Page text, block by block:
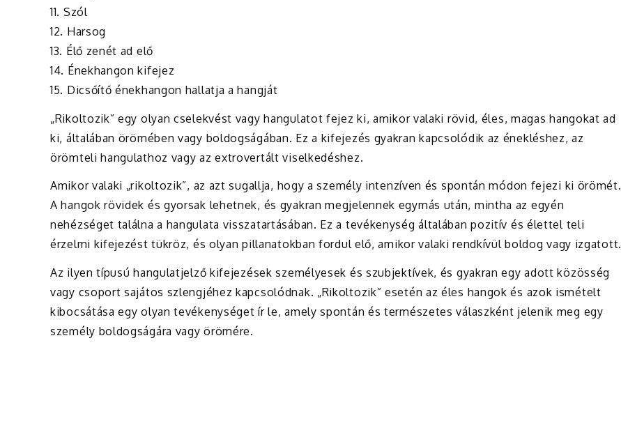
11. Szól
12. Harsog
13. Élő zenét ad elő
14. Énekhangon kifejez
15. Dicsőítő énekhangon hallatja a hangját
„Rikoltozik” egy olyan cselekvést vagy hangulatot fejez ki, amikor valaki rövid, éles, magas hangokat ad
ki, általában örömében vagy boldogságában. Ez a kifejezés gyakran kapcsolódik az énekléshez, az
örömteli hangulathoz vagy az extrovertált viselkedéshez.
Amikor valaki „rikoltozik”, az azt sugallja, hogy a személy intenzíven és spontán módon fejezi ki örömét.
A hangok rövidek és gyorsak lehetnek, és gyakran megjelennek egymás után, mintha az egyén
nehézséget találna a hangulata visszatartásában. Ez a tevékenység általában pozitív és élettel teli
érzelmi kifejezést tükröz, és olyan pillanatokban fordul elő, amikor valaki rendkívül boldog vagy izgatott.
Az ilyen típusú hangulatjelző kifejezések személyesek és szubjektívek, és gyakran egy adott közösség
vagy csoport sajátos szlengjéhez kapcsolódnak. „Rikoltozik” esetén az éles hangok és azok ismételt
kibocsátása egy olyan tevékenységet ír le, amely spontán és természetes válaszként jelenik meg egy
személy boldogságára vagy örömére.